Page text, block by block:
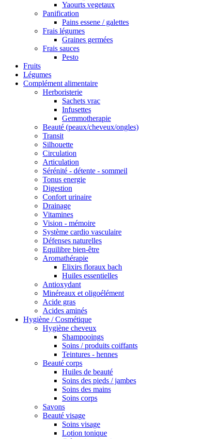
Yaourts vegetaux
Panification
Pains essene / galettes
Frais légumes
Graines germées
Frais sauces
Pesto
Fruits
Légumes
Complément alimentaire
Herboristerie
Sachets vrac
Infusettes
Gemmotherapie
Beauté (peaux/cheveux/ongles)
Transit
Silhouette
Circulation
Articulation
Sérénité - détente - sommeil
Tonus energie
Digestion
Confort urinaire
Drainage
Vitamines
Vision - mémoire
Système cardio vasculaire
Défenses naturelles
Equilibre bien-être
Aromathérapie
Elixirs floraux bach
Huiles essentielles
Antioxydant
Minéreaux et oligoélément
Acide gras
Acides aminés
Hygiène / Cosmétique
Hygiène cheveux
Shampooings
Soins / produits coiffants
Teintures - hennes
Beauté corps
Huiles de beauté
Soins des pieds / jambes
Soins des mains
Soins corps
Savons
Beauté visage
Soins visage
Lotion tonique